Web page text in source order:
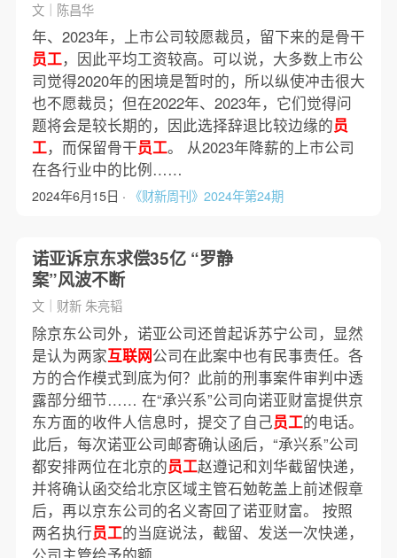
文｜陈昌华
年、2023年，上市公司较愿裁员，留下来的是骨干
员工，因此平均工资较高。可以说，大多数上市公
司觉得2020年的困境是暂时的，所以纵使冲击很大
也不愿裁员；但在2022年、2023年，它们觉得问
题将会是较长期的，因此选择辞退比较边缘的员
工，而保留骨干员工。 从2023年降薪的上市公司
在各行业中的比例……
2024年6月15日 · 《财新周刊》2024年第24期
诺亚诉京东求偿35亿 “罗静
案”风波不断
文｜财新 朱亮韬
除京东公司外，诺亚公司还曾起诉苏宁公司，显然
是认为两家互联网公司在此案中也有民事责任。各
方的合作模式到底为何？此前的刑事案件审判中透
露部分细节…… 在“承兴系”公司向诺亚财富提供京
东方面的收件人信息时，提交了自己员工的电话。
此后，每次诺亚公司邮寄确认函后，“承兴系”公司
都安排两位在北京的员工赵遵记和刘华截留快递，
并将确认函交给北京区域主管石勉乾盖上前述假章
后，再以京东公司的名义寄回了诺亚财富。 按照
两名执行员工的当庭说法，截留、发送一次快递，